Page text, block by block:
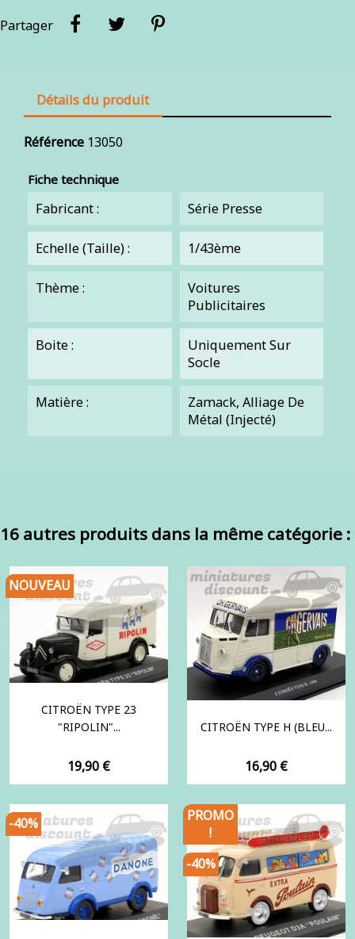
Partager
Détails du produit
Référence 13050
Fiche technique
Fabricant : Série Presse
Echelle (Taille) : 1/43ème
Thème :
Voitures
Publicitaires
Boite :
Uniquement Sur
Socle
Matière :
Zamack, Alliage De
Métal (injecté)
16 autres produits dans la même catégorie :
CITROËN TYPE 23
"RIPOLIN"...
Prix
19,90 €
NOUVEAU
CITROËN TYPE H (BLEU...
Prix
16,90 €
-40%
PROMO
!
-40%